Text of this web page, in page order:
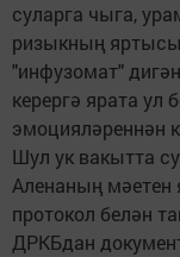
суларга чыга,
ризыкның
"инфузомат"
керергә ярата ул
эмоцияләреннән
Шул ук вакытта
Аленаның мәетен
протокол белән
ДРКБдан